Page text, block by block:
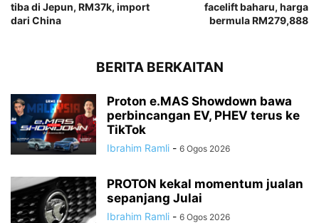
tiba di Jepun, RM37k, import
dari China
facelift baharu, harga
bermula RM279,888
BERITA BERKAITAN
Proton e.MAS Showdown bawa
perbincangan EV, PHEV terus ke
TikTok
Ibrahim Ramli - 6 Ogos 2026
PROTON kekal momentum jualan
sepanjang Julai
Ibrahim Ramli - 6 Ogos 2026